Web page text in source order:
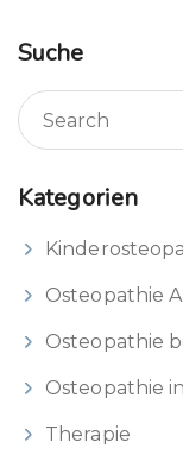
Suche
Kategorien
Osteopathie
Osteopathie
Osteopathie
Therapie